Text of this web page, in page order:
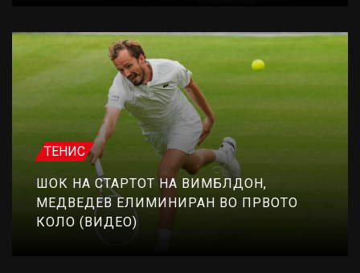
ТЕНИС
ШОК НА СТАРТОТ НА ВИМБЛДОН,
МЕДВЕДЕВ ЕЛИМИНИРАН ВО ПРВОТО
КОЛО (ВИДЕО)